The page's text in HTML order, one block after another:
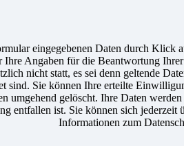
eingegebenen Daten durch Klick
Ihre Angaben für die Beantwortung
nicht statt, es sei denn geltende
sind. Sie können Ihre erteilte
umgehend gelöscht. Ihre Daten
entfallen ist. Sie können sich
Informationen zum